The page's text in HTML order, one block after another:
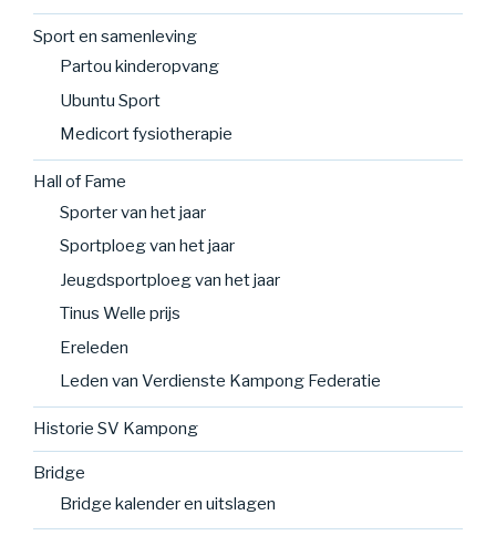
Sport en samenleving
Partou kinderopvang
Ubuntu Sport
Medicort fysiotherapie
Hall of Fame
Sporter van het jaar
Sportploeg van het jaar
Jeugdsportploeg van het jaar
Tinus Welle prijs
Ereleden
Leden van Verdienste Kampong Federatie
Historie SV Kampong
Bridge
Bridge kalender en uitslagen